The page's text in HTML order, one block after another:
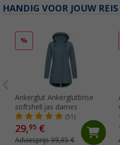
HANDIG VOOR JOUW REIS
%
Ankerglut Ankerglutbrise
softshell jas dames
(51)
29,95 €
Adviesprijs 99,95 €